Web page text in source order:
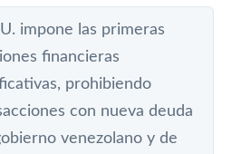
impone las primeras
financieras
prohibiendo
con nueva deuda
venezolano y de